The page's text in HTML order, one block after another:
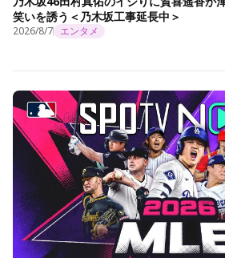
笑いを誘う＜乃木坂工事延長中＞
2026/8/7 エンタメ